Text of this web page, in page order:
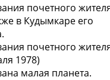
почетного
в Кудымкаре его
почетного
1978)
малая планета.